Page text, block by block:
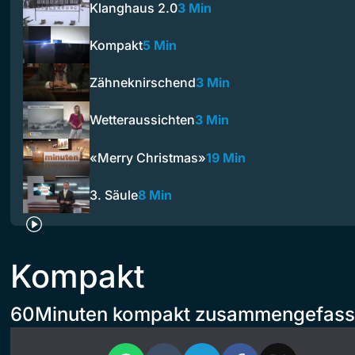
Klanghaus 2.03 Min
Kompakt5 Min
Zähneknirschend3 Min
Wetteraussichten3 Min
«Merry Christmas»19 Min
3. Säule8 Min
Kompakt
60Minuten kompakt